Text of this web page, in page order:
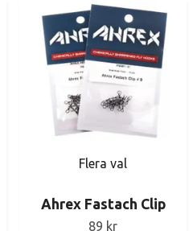
Flera val
Ahrex Fastach Clip
89 kr